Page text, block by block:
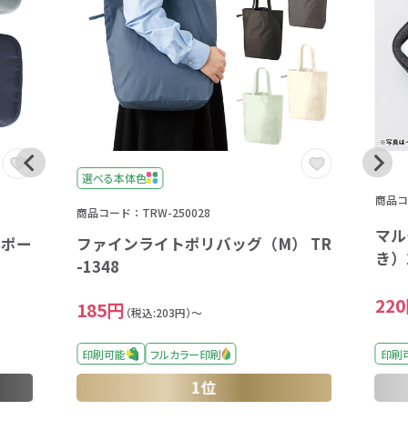
ー
選べる本体色
商品コード：TRW-250028
ファインライトポリバッグ（M） TR
-1348
185円 （税込:203円）～
印刷可能 フルカラー印刷
1位
商品
マ
き
印刷